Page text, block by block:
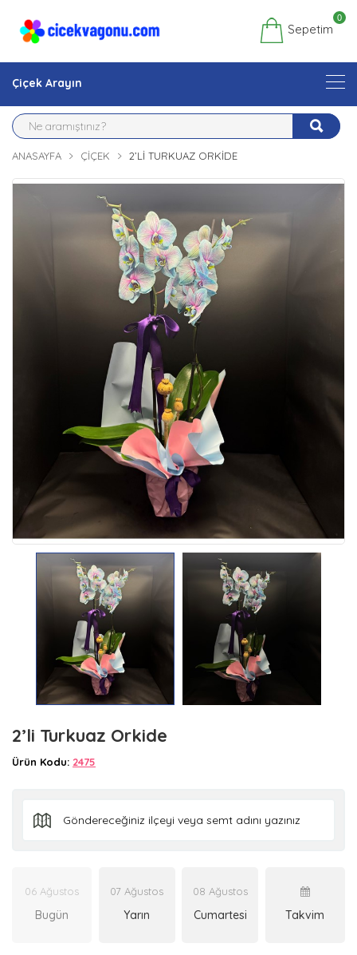
Sepetim
0
Çiçek Arayın
ANASAYFA ÇIÇEK 2’LI TURKUAZ ORKIDE
2’li Turkuaz Orkide
Ürün Kodu: 2475
06 Ağustos
Bugün
07 Ağustos
Yarın
08 Ağustos
Cumartesi Takvim